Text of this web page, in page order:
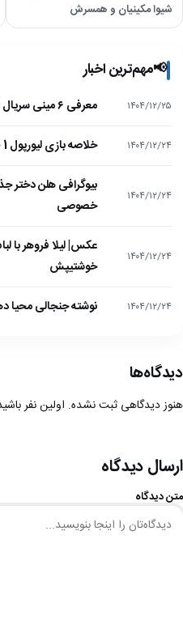
شیوا مکینیان و همسرش
📢مهم‌ترین اخبار
۱۴۰۴/۱۲/۲۵ معرفی ۶ مینی سریال ۲۰۲۵ که نباید از دست بدهید!
۱۴۰۴/۱۲/۲۴ خلاصه بازی لیورپول 1 – تاتنهام 1 (لیگ برتر انگلیس)
۱۴۰۴/۱۲/۲۴
بیوگرافی هلن دختر
خصوصی
۱۴۰۴/۱۲/۲۴
عکس| لیلا فروهر با
خوشتیپش
۱۴۰۴/۱۲/۲۴ نوشته جنجالی محیا
دیدگاه‌ها
هنوز دیدگاهی ثبت نشده. اولین نفر
ارسال دیدگاه
متن دیدگاه